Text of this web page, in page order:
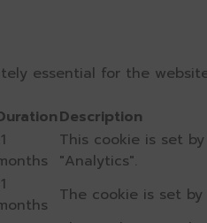
essential for the
Description
This cookie is set
"Analytics".
The cookie is set